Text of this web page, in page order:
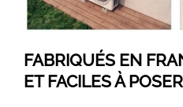
FABRIQUÉS EN
ET FACILES À POSER